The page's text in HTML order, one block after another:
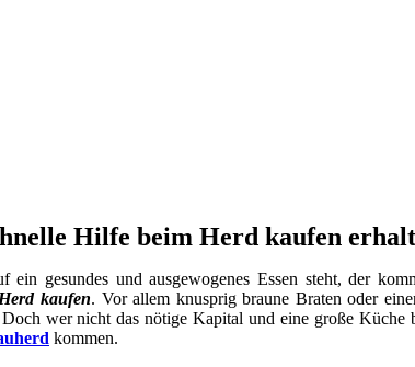
Hilfe beim Herd kaufen
ein gesundes und ausgewogenes Essen steht, der
Herd kaufen. Vor allem knusprig braune Braten oder
wer nicht das nötige Kapital und eine große
kommen.